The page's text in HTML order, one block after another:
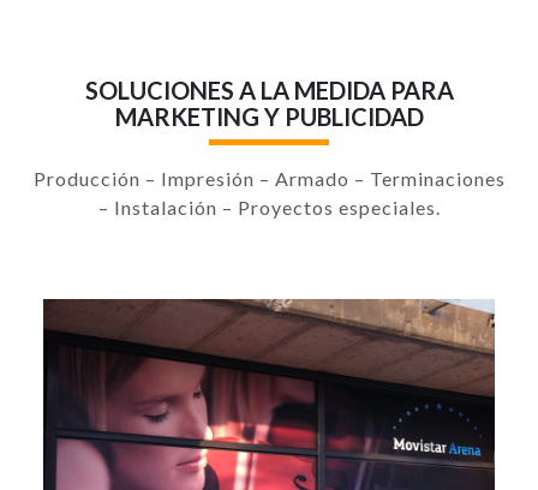
SOLUCIONES A LA MEDIDA PARA
MARKETING Y PUBLICIDAD
Producción – Impresión – Armado – Terminaciones
– Instalación – Proyectos especiales.